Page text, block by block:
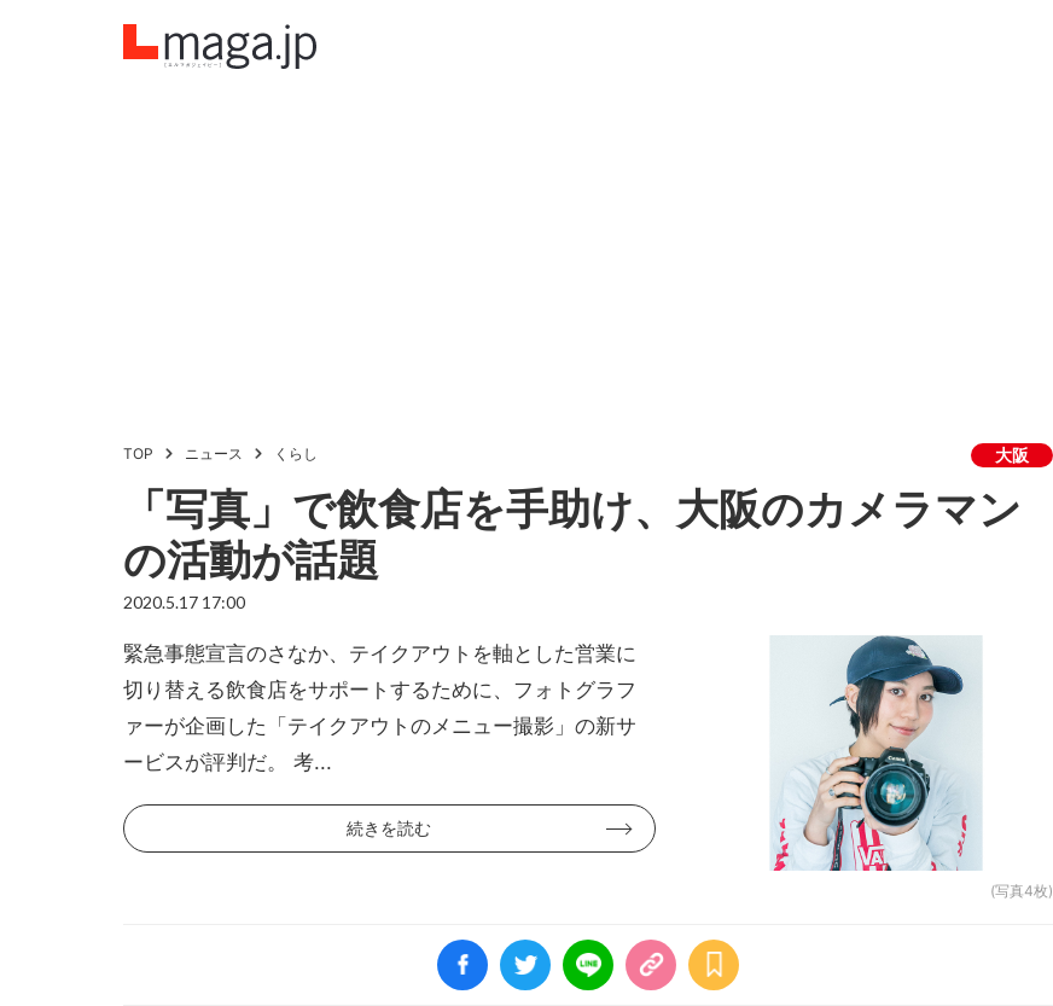
TOP ニュース くらし 大阪
「写真」で飲食店を手助け、大阪のカメラマン
の活動が話題
2020.5.17 17:00
(写真4枚)
緊急事態宣言のさなか、テイクアウトを軸とした営業に
切り替える飲食店をサポートするために、フォトグラフ
ァーが企画した「テイクアウトのメニュー撮影」の新サ
ービスが評判だ。 考...
続きを読む